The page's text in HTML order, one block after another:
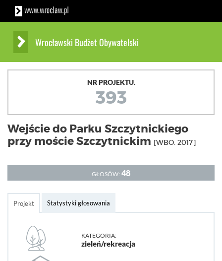
Wrocławski Budżet Obywatelski
NR PROJEKTU.
393
Wejście do Parku Szczytnickiego
przy moście Szczytnickim [WBO. 2017]
GŁOSÓW: 48
Projekt Statystyki głosowania
KATEGORIA:
zieleń/rekreacja